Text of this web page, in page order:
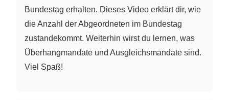
Bundestag erhalten. Dieses Video erklärt dir, wie
die Anzahl der Abgeordneten im Bundestag
zustandekommt. Weiterhin wirst du lernen, was
Überhangmandate und Ausgleichsmandate sind.
Viel Spaß!